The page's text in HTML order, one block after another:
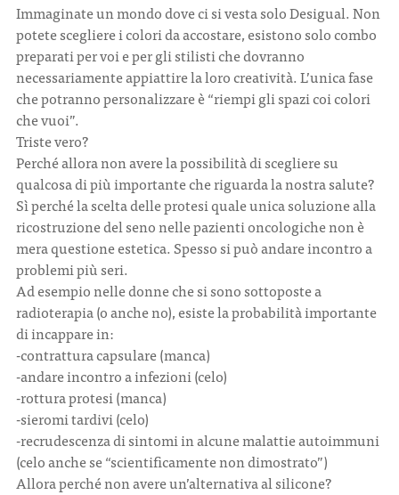
ITA ENG
Immaginate un mondo dove ci si vesta solo Desigual. Non
potete scegliere i colori da accostare, esistono solo combo
preparati per voi e per gli stilisti che dovranno
necessariamente appiattire la loro creatività. L’unica fase
che potranno personalizzare è “riempi gli spazi coi colori
che vuoi”.
Triste vero?
Perché allora non avere la possibilità di scegliere su
qualcosa di più importante che riguarda la nostra salute?
Sì perché la scelta delle protesi quale unica soluzione alla
ricostruzione del seno nelle pazienti oncologiche non è
mera questione estetica. Spesso si può andare incontro a
problemi più seri.
Ad esempio nelle donne che si sono sottoposte a
radioterapia (o anche no), esiste la probabilità importante
di incappare in:
-contrattura capsulare (manca)
-andare incontro a infezioni (celo)
-rottura protesi (manca)
-sieromi tardivi (celo)
-recrudescenza di sintomi in alcune malattie autoimmuni
(celo anche se “scientificamente non dimostrato”)
Allora perché non avere un’alternativa al silicone?